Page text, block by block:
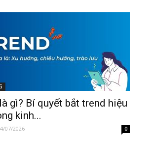
gì? Bí quyết bắt trend hiệu
kinh...
07/2026 0